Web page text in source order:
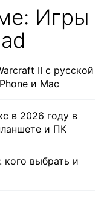
Игры
II с русской
и Mac
в 2026 году в
и ПК
кого выбрать и